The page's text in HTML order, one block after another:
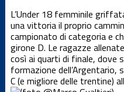
L’Under 18 femminile
una vittoria il proprio
campionato di categoria e
girone D. Le ragazze
così ai quarti di finale, dove
formazione dell’Argentario,
C (e migliore delle trentine)
Brenta
Kamp
Dalla società